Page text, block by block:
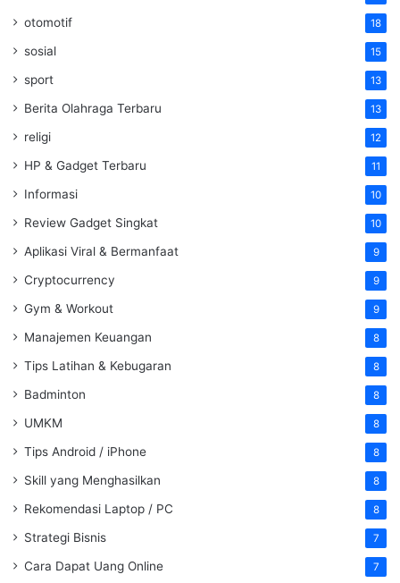
otomotif 18
sosial 15
sport 13
Berita Olahraga Terbaru 13
religi 12
HP & Gadget Terbaru 11
Informasi 10
Review Gadget Singkat 10
Aplikasi Viral & Bermanfaat 9
Cryptocurrency 9
Gym & Workout 9
Manajemen Keuangan 8
Tips Latihan & Kebugaran 8
Badminton 8
UMKM 8
Tips Android / iPhone 8
Skill yang Menghasilkan 8
Rekomendasi Laptop / PC 8
Strategi Bisnis 7
Cara Dapat Uang Online 7